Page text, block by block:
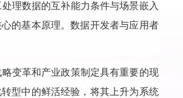
理数据的互补能力条件与场景嵌入
的基本原理。数据开发者与应用者
变革和产业政策制定具有重要的现
型中的鲜活经验，将其上升为系统